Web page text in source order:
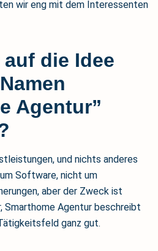
wir eng mit dem Interessenten
die Idee
Agentur”
und nichts anderes
Software, nicht um
aber der Zweck ist
Smarthome Agentur beschreibt
ganz gut.